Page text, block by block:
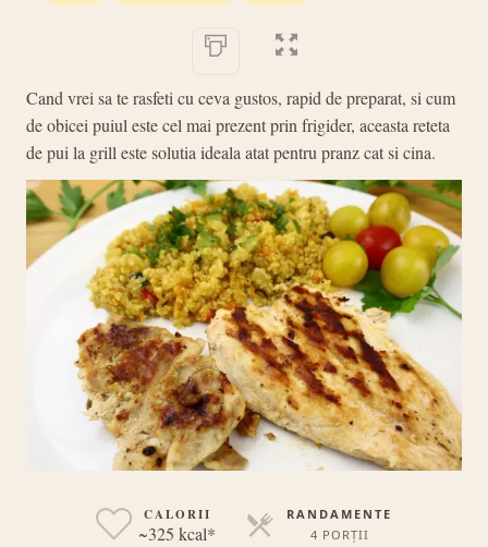
Cand vrei sa te rasfeti cu ceva gustos, rapid de preparat, si cum
de obicei puiul este cel mai prezent prin frigider, aceasta reteta
de pui la grill este solutia ideala atat pentru pranz cat si cina.
CALORII
~325 kcal*
RANDAMENTE
4 PORȚII